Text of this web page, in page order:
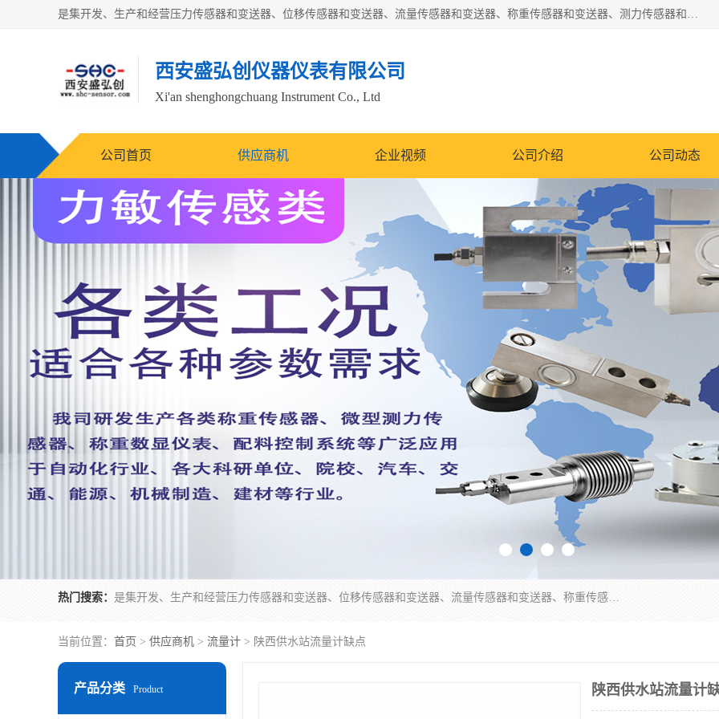
是集开发、生产和经营压力传感器和变送器、位移传感器和变送器、流量传感器和变送器、称重传感器和变送器、测力传感器和变送器、温湿度传感器和变送器、扭矩传感器、智能数显控制仪表等产品的化高新技术企业。
西安盛弘创仪器仪表有限公司
Xi'an shenghongchuang Instrument Co., Ltd
公司首页 供应商机 企业视频 公司介绍 公司动态
热门搜索： 是集开发、生产和经营压力传感器和变送器、位移传感器和变送器、流量传感器和变送器、称重传感器和变送器、测力传感器和变送器、温湿度传感器和变送器、扭矩传感器、智能数显控制仪表等产品的化高新技术企业。
当前位置： 首页 > 供应商机 > 流量计 > 陕西供水站流量计缺点
产品分类 Product 陕西供水站流量计